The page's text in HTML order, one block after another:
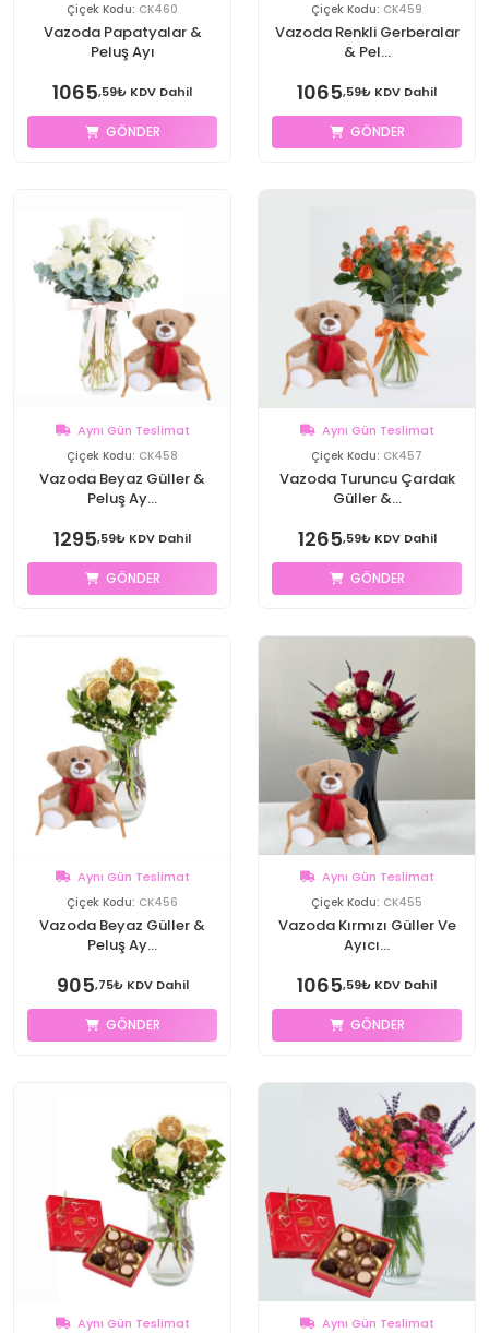
Çiçek Kodu: CK460
Vazoda Papatyalar &
Peluş Ayı
1065,59₺ KDV Dahil
GÖNDER
Çiçek Kodu: CK459
Vazoda Renkli Gerberalar
& Pel...
1065,59₺ KDV Dahil
GÖNDER
Aynı Gün Teslimat
Çiçek Kodu: CK458
Vazoda Beyaz Güller &
Peluş Ay...
1295,59₺ KDV Dahil
GÖNDER
Aynı Gün Teslimat
Çiçek Kodu: CK457
Vazoda Turuncu Çardak
Güller &...
1265,59₺ KDV Dahil
GÖNDER
Aynı Gün Teslimat
Çiçek Kodu: CK456
Vazoda Beyaz Güller &
Peluş Ay...
905,75₺ KDV Dahil
GÖNDER
Aynı Gün Teslimat
Çiçek Kodu: CK455
Vazoda Kırmızı Güller Ve
Ayıcı...
1065,59₺ KDV Dahil
GÖNDER
Aynı Gün Teslimat Aynı Gün Teslimat